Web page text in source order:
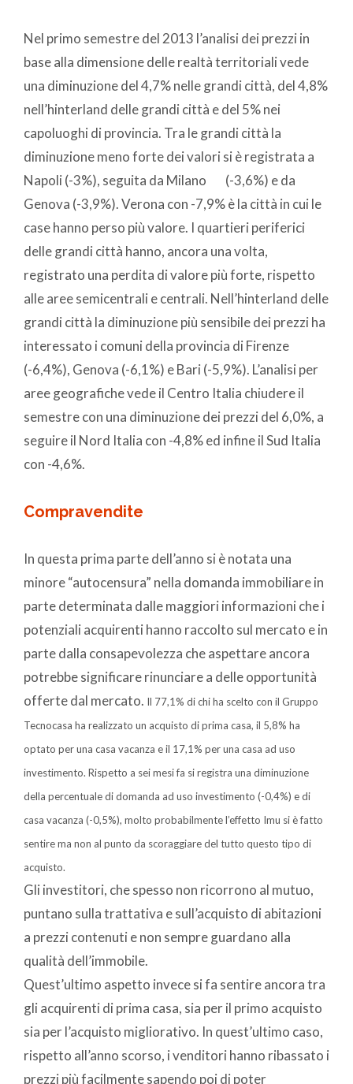
Nel primo semestre del 2013 l’analisi dei prezzi in
base alla dimensione delle realtà territoriali vede
una diminuzione del 4,7% nelle grandi città, del 4,8%
nell’hinterland delle grandi città e del 5% nei
capoluoghi di provincia. Tra le grandi città la
diminuzione meno forte dei valori si è registrata a
Napoli (-3%), seguita da Milano (-3,6%) e da
Genova (-3,9%). Verona con -7,9% è la città in cui le
case hanno perso più valore. I quartieri periferici
delle grandi città hanno, ancora una volta,
registrato una perdita di valore più forte, rispetto
alle aree semicentrali e centrali. Nell’hinterland delle
grandi città la diminuzione più sensibile dei prezzi ha
interessato i comuni della provincia di Firenze
(-6,4%), Genova (-6,1%) e Bari (-5,9%). L’analisi per
aree geografiche vede il Centro Italia chiudere il
semestre con una diminuzione dei prezzi del 6,0%, a
seguire il Nord Italia con -4,8% ed infine il Sud Italia
con -4,6%.
Compravendite
In questa prima parte dell’anno si è notata una
minore “autocensura” nella domanda immobiliare in
parte determinata dalle maggiori informazioni che i
potenziali acquirenti hanno raccolto sul mercato e in
parte dalla consapevolezza che aspettare ancora
potrebbe significare rinunciare a delle opportunità
offerte dal mercato. Il 77,1% di chi ha scelto con il Gruppo
Tecnocasa ha realizzato un acquisto di prima casa, il 5,8% ha
optato per una casa vacanza e il 17,1% per una casa ad uso
investimento. Rispetto a sei mesi fa si registra una diminuzione
della percentuale di domanda ad uso investimento (-0,4%) e di
casa vacanza (-0,5%), molto probabilmente l’effetto Imu si è fatto
sentire ma non al punto da scoraggiare del tutto questo tipo di
acquisto.
Gli investitori, che spesso non ricorrono al mutuo,
puntano sulla trattativa e sull’acquisto di abitazioni
a prezzi contenuti e non sempre guardano alla
qualità dell’immobile.
Quest’ultimo aspetto invece si fa sentire ancora tra
gli acquirenti di prima casa, sia per il primo acquisto
sia per l’acquisto migliorativo. In quest’ultimo caso,
rispetto all’anno scorso, i venditori hanno ribassato i
prezzi più facilmente sapendo poi di poter